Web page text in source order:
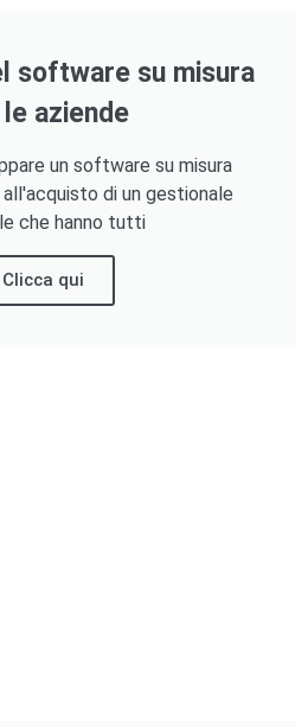
software su misura
aziende
un software su misura
di un gestionale
che hanno tutti
Clicca qui